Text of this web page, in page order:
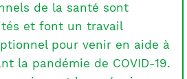
de la santé sont
et font un travail
pour venir en aide à
la pandémie de COVID-19.